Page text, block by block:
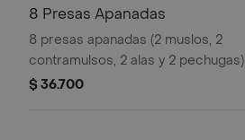
8 Presas Apanadas
8 presas apanadas (2 muslos, 2
contramulsos, 2 alas y 2 pechugas)
$ 36.700